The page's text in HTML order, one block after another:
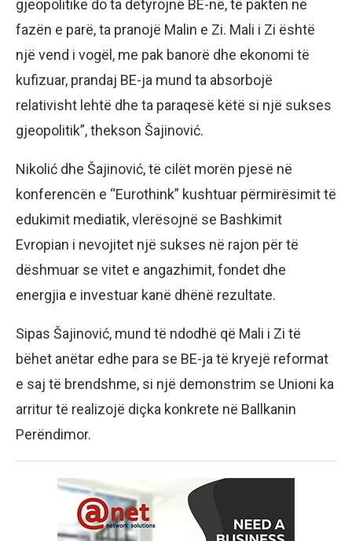
gjeopolitike do ta detyrojnë BE-në, të paktën në
fazën e parë, ta pranojë Malin e Zi. Mali i Zi është
një vend i vogël, me pak banorë dhe ekonomi të
kufizuar, prandaj BE-ja mund ta absorbojë
relativisht lehtë dhe ta paraqesë këtë si një sukses
gjeopolitik”, thekson Šajinović.
Nikolić dhe Šajinović, të cilët morën pjesë në
konferencën e “Eurothink” kushtuar përmirësimit të
edukimit mediatik, vlerësojnë se Bashkimit
Evropian i nevojitet një sukses në rajon për të
dëshmuar se vitet e angazhimit, fondet dhe
energjia e investuar kanë dhënë rezultate.
Sipas Šajinović, mund të ndodhë që Mali i Zi të
bëhet anëtar edhe para se BE-ja të kryejë reformat
e saj të brendshme, si një demonstrim se Unioni ka
arritur të realizojë diçka konkrete në Ballkanin
Perëndimor.